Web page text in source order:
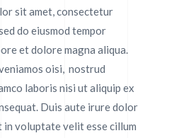
sit amet, consectetur
do eiusmod tempor
et dolore magna aliqua.
oisi, nostrud
laboris nisi ut aliquip ex
Duis aute irure dolor
in voluptate velit esse cillum